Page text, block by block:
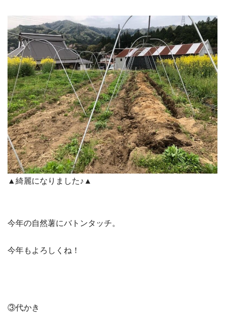
▲綺麗になりました♪▲
今年の自然薯にバトンタッチ。
今年もよろしくね！
③代かき